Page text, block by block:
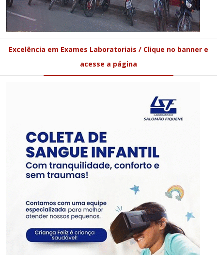
Excelência em Exames Laboratoriais / Clique no banner e
acesse a página